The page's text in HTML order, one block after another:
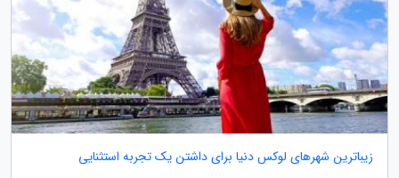
زیباترین شهرهای لوکس دنیا برای داشتن یک تجربه استثنایی